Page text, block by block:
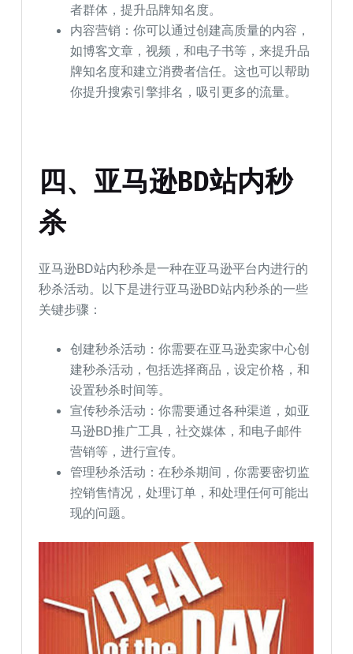
者群体，提升品牌知名度。
内容营销：你可以通过创建高质量的内容，
如博客文章，视频，和电子书等，来提升品
牌知名度和建立消费者信任。这也可以帮助
你提升搜索引擎排名，吸引更多的流量。
四、亚马逊BD站内秒
杀
亚马逊BD站内秒杀是一种在亚马逊平台内进行的
秒杀活动。以下是进行亚马逊BD站内秒杀的一些
关键步骤：
创建秒杀活动：你需要在亚马逊卖家中心创
建秒杀活动，包括选择商品，设定价格，和
设置秒杀时间等。
宣传秒杀活动：你需要通过各种渠道，如亚
马逊BD推广工具，社交媒体，和电子邮件
营销等，进行宣传。
管理秒杀活动：在秒杀期间，你需要密切监
控销售情况，处理订单，和处理任何可能出
现的问题。